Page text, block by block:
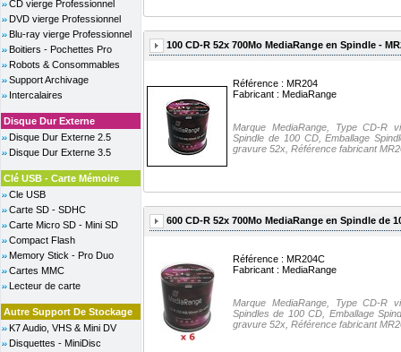
CD vierge Professionnel
DVD vierge Professionnel
Blu-ray vierge Professionnel
Boitiers - Pochettes Pro
Robots & Consommables
Support Archivage
Intercalaires
Disque Dur Externe
Disque Dur Externe 2.5
Disque Dur Externe 3.5
Clé USB - Carte Mémoire
Cle USB
Carte SD - SDHC
Carte Micro SD - Mini SD
Compact Flash
Memory Stick - Pro Duo
Cartes MMC
Lecteur de carte
Autre Support De Stockage
K7 Audio, VHS & Mini DV
Disquettes - MiniDisc
100 CD-R 52x 700Mo MediaRange en Spindle -
Référence : MR204
Fabricant : MediaRange
Marque MediaRange, Type CD-R
Spindle de 100 CD, Emballage
gravure 52x, Référence fabricant
600 CD-R 52x 700Mo MediaRange en Spindle de
Référence : MR204C
Fabricant : MediaRange
Marque MediaRange, Type CD-R
Spindles de 100 CD, Emballage
gravure 52x, Référence fabricant